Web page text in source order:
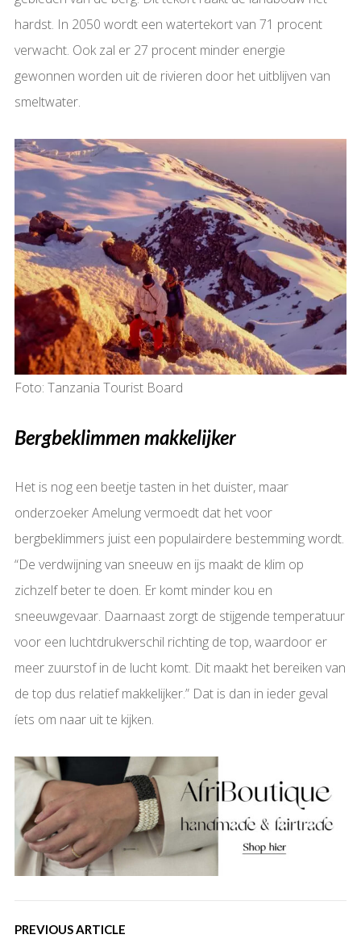
hardst. In 2050 wordt een watertekort van 71 procent
verwacht. Ook zal er 27 procent minder energie
gewonnen worden uit de rivieren door het uitblijven van
smeltwater.
Foto: Tanzania Tourist Board
Bergbeklimmen makkelijker
Het is nog een beetje tasten in het duister, maar
onderzoeker Amelung vermoedt dat het voor
bergbeklimmers juist een populairdere bestemming wordt.
“De verdwijning van sneeuw en ijs maakt de klim op
zichzelf beter te doen. Er komt minder kou en
sneeuwgevaar. Daarnaast zorgt de stijgende temperatuur
voor een luchtdrukverschil richting de top, waardoor er
meer zuurstof in de lucht komt. Dit maakt het bereiken van
de top dus relatief makkelijker.” Dat is dan in ieder geval
íets om naar uit te kijken.
PREVIOUS ARTICLE